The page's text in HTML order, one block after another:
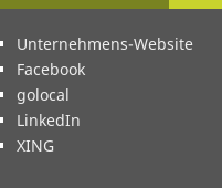
Unternehmens-Website
Facebook
golocal
LinkedIn
XING